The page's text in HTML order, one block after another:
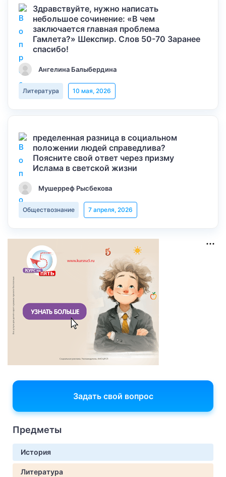
Здравствуйте, нужно написать
небольшое сочинение: «В чем
заключается главная проблема
Гамлета?» Шекспир. Слов 50-70 Заранее
спасибо!
Ангелина Балыбердина
Литература 10 мая, 2026
пределенная разница в социальном
положении людей справедлива?
Поясните свой ответ через призму
Ислама в светской жизни
Мушерреф Рысбекова
Обществознание 7 апреля, 2026
Задать свой вопрос
Предметы
История
Литература